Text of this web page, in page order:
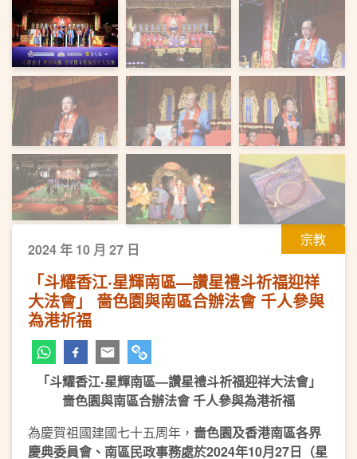
宗教
2024 年 10 月 27 日
「斗耀香江‧星輝南區—讚星禮斗祈福迎祥
大法會」 嗇色園與南區合辦法會 千人參與
為港祈福
「斗耀香江‧星輝南區—讚星禮斗祈福迎祥大法會」
嗇色園與南區合辦法會千人參與為港祈福
為慶賀祖國建國七十五周年， 嗇色園及香港南區各界
慶典委員會、南區民政事務處於2024年10月27日 （星